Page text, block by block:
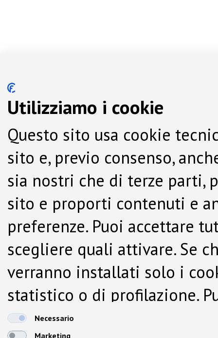
Utilizziamo i cookie
Questo sito usa cookie
sito e, previo consenso,
sia nostri che di terze parti,
sito e proporti contenuti e
preferenze. Puoi accettare
scegliere quali attivare. Se
verranno installati solo i
statistico o di profilazione.
dalla Cookie Policy.
Necessario
Marketing